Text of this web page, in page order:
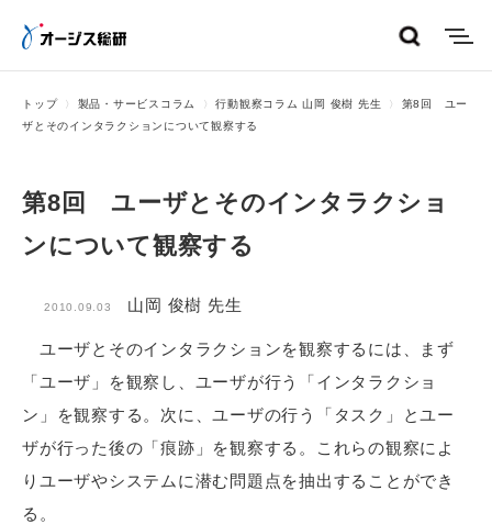
トップ 製品・サービスコラム 行動観察コラム 山岡 俊樹 先生
第8回 ユー
ザとそのインタラクションについて観察する
第8回 ユーザとそのインタラクショ
ンについて観察する
2010.09.03 山岡 俊樹 先生
ユーザとそのインタラクションを観察するには、まず
「ユーザ」を観察し、ユーザが行う「インタラクショ
ン」を観察する。次に、ユーザの行う「タスク」とユー
ザが行った後の「痕跡」を観察する。これらの観察によ
りユーザやシステムに潜む問題点を抽出することができ
る。